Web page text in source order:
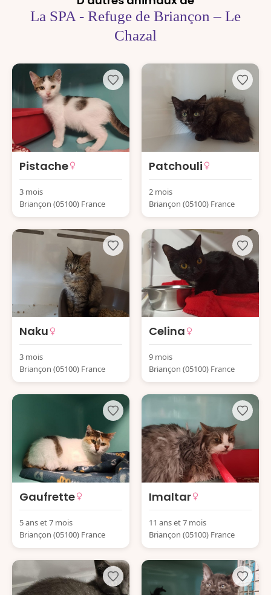
La SPA - Refuge de Briançon – Le
Chazal
Pistache
3 mois
Briançon (05100) France
Patchouli
2 mois
Briançon (05100) France
Naku
3 mois
Briançon (05100) France
Celina
9 mois
Briançon (05100) France
Gaufrette
5 ans et 7 mois
Briançon (05100) France
Imaltar
11 ans et 7 mois
Briançon (05100) France